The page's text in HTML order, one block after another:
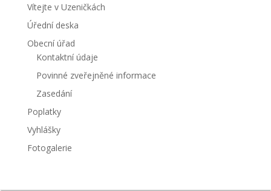
Vítejte v Uzeničkách
Úřední deska
Obecní úřad
Kontaktní údaje
Povinné zveřejněné informace
Zasedání
Poplatky
Vyhlášky
Fotogalerie